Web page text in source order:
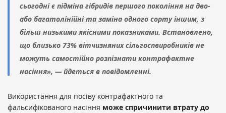
сьогодні є підміна гібридів першого покоління на дво-
або багатолінійні та заміна одного сорту іншим, з
більш низькими якісними показниками. Встановлено,
що близько 73% вітчизняних сільгоспвиробників не
можуть самостійно розпізнати контрафактне
насіння», — йдеться в повідомленні.
Використання для посіву контрафактного та
фальсифікованого насіння може спричинити втрату до